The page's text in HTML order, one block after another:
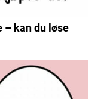
– kan du løse